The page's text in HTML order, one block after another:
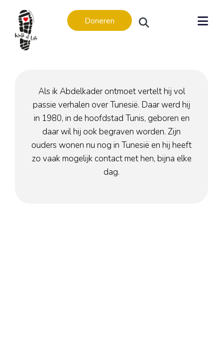
Levensverhalen
Levensverhalen
In memoriam
Regio’s
Doneren
Als ik Abdelkader ontmoet vertelt hij vol
passie verhalen over Tunesië. Daar werd hij
in 1980, in de hoofdstad Tunis, geboren en
daar wil hij ook begraven worden. Zijn
ouders wonen nu nog in Tunesië en hij heeft
zo vaak mogelijk contact met hen, bijna elke
dag.